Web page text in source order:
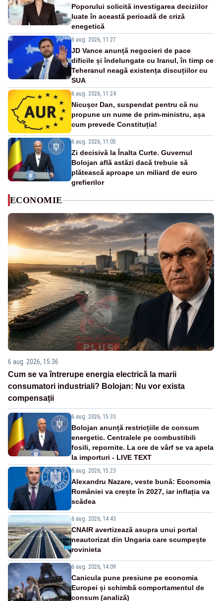
Poporului solicită investigarea deciziilor
luate în această perioadă de criză
enegetică
6 aug. 2026, 11:27
JD Vance anunță negocieri de pace
dificile și îndelungate cu Iranul, în timp ce
Teheranul neagă existența discuțiilor cu
SUA
6 aug. 2026, 11:24
Nicușor Dan, suspendat pentru că nu
propune un nume de prim-ministru, așa
cum prevede Constituția!
6 aug. 2026, 11:05
Zi decisivă la Înalta Curte. Guvernul
Bolojan află astăzi dacă trebuie să
plătească aproape un miliard de euro
grefierilor
ECONOMIE
6 aug. 2026, 15:36
Cum se va întrerupe energia electrică la marii
consumatori industriali? Bolojan: Nu vor exista
compensații
6 aug. 2026, 15:33
Bolojan anunță restricțiile de consum
energetic. Centralele pe combustibili
fosili, repornite. La ore de vârf se va apela
la importuri - LIVE TEXT
6 aug. 2026, 15:23
Alexandru Nazare, veste bună: Economia
României va crește în 2027, iar inflația va
scădea
6 aug. 2026, 14:43
CNAIR avertizează asupra unui portal
neautorizat din Ungaria care scumpește
rovinieta
6 aug. 2026, 14:09
Canicula pune presiune pe economia
Europei și schimbă comportamentul de
consum (analiză)